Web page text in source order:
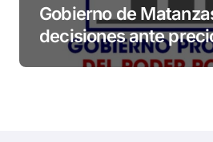
Gobierno de
decisiones ante